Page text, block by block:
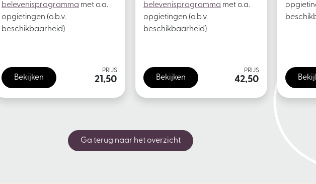
belevenisprogramma met o.a.
opgietingen (o.b.v.
beschikbaarheid)
Bekijken
PRIJS
21,50
belevenisprogramma met o.a.
opgietingen (o.b.v.
beschikbaarheid)
Bekijken
PRIJS
42,50
Ga terug naar het overzicht